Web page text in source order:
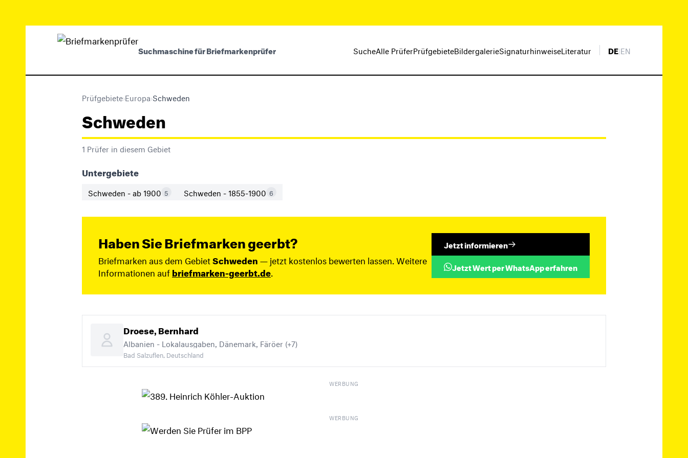
Suchmaschine für Briefmarkenprüfer SucheAlle PrüferPrüfgebieteBildergalerieSignaturhinweiseLiteratur DE|EN
Prüfgebiete›Europa›Schweden
Schweden
1 Prüfer in diesem Gebiet
Untergebiete
Schweden - ab 1900 5 Schweden - 1855-1900 6
Haben Sie Briefmarken geerbt?
Briefmarken aus dem GebietSchweden— jetzt kostenlos bewerten lassen. Weitere
Informationen aufbriefmarken-geerbt.de
Jetzt informieren
Jetzt Wert per WhatsApp erfahren
Droese, Bernhard
Albanien - Lokalausgaben, Dänemark, Färöer (+7)
Bad Salzuflen, Deutschland
WERBUNG
WERBUNG